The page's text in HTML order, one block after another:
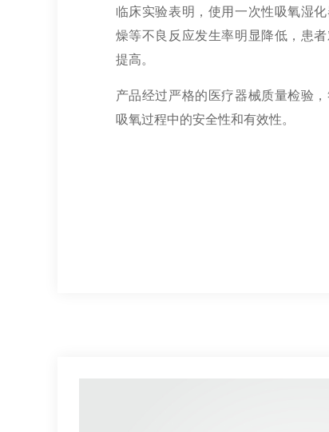
临床实验表明，使用一次性吸氧湿
燥等不良反应发生率明显降低，患
提高。
产品经过严格的医疗器械质量检验
吸氧过程中的安全性和有效性。